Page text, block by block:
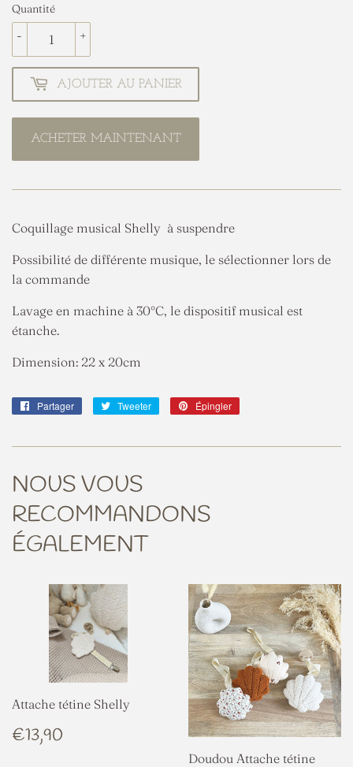
Quantité
+
-
AJOUTER AU PANIER
ACHETER MAINTENANT
Coquillage musical Shelly à suspendre
Possibilité de différente musique, le sélectionner lors de
la commande
Lavage en machine à 30°C, le dispositif musical est
étanche.
Dimension: 22 x 20cm
Partager
PartagerTweeter
Tweeter
Épingler
NOUS VOUS
RECOMMANDONS
ÉGALEMENT
Attache tétine Shelly
PRIX
RÉGULIER
€13,90
Doudou Attache tétine